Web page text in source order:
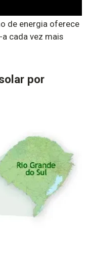
de energia oferece
cada vez mais
por